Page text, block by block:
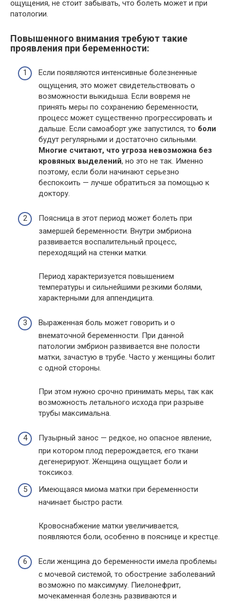
ощущения, не стоит забывать, что болеть может и при
патологии.
Повышенного внимания требуют такие
проявления при беременности:
Если появляются интенсивные болезненные
ощущения, это может свидетельствовать о
возможности выкидыша. Если вовремя не
принять меры по сохранению беременности,
процесс может существенно прогрессировать и
дальше. Если самоаборт уже запустился, то боли
будут регулярными и достаточно сильными.
Многие считают, что угроза невозможна без
кровяных выделений, но это не так. Именно
поэтому, если боли начинают серьезно
беспокоить — лучше обратиться за помощью к
доктору.
Поясница в этот период может болеть при
замершей беременности. Внутри эмбриона
развивается воспалительный процесс,
переходящий на стенки матки.
Период характеризуется повышением
температуры и сильнейшими резкими болями,
характерными для аппендицита.
Выраженная боль может говорить и о
внематочной беременности. При данной
патологии эмбрион развивается вне полости
матки, зачастую в трубе. Часто у женщины болит
с одной стороны.
При этом нужно срочно принимать меры, так как
возможность летального исхода при разрыве
трубы максимальна.
Пузырный занос — редкое, но опасное явление,
при котором плод перерождается, его ткани
дегенерируют. Женщина ощущает боли и
токсикоз.
Имеющаяся миома матки при беременности
начинает быстро расти.
Кровоснабжение матки увеличивается,
появляются боли, особенно в пояснице и крестце.
Если женщина до беременности имела проблемы
с мочевой системой, то обострение заболеваний
возможно по максимуму. Пиелонефрит,
мочекаменная болезнь развиваются и